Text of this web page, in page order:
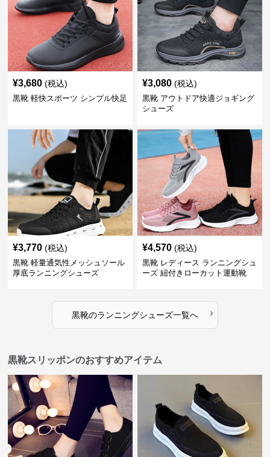
¥3,680 (税込)
黒靴 軽快スポーツ シンプル快足
¥3,080 (税込)
黒靴 アウトドア快適ジョギング
シューズ
¥3,770 (税込)
黒靴 軽量通気性メッシュソール
厚底ランニングシューズ
¥4,570 (税込)
黒靴 レディース ランニングシュ
ーズ 紐付きローカット運動靴
黒靴のランニングシューズ一覧へ ›
黒靴スリッポンのおすすめアイテム